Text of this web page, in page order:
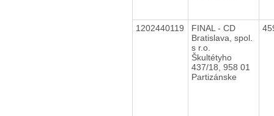
1202440119
FINAL - CD
Bratislava, spol.
s r.o.
Škultétyho
437/18, 958 01
Partizánske